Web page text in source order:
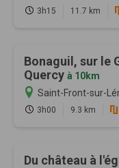
3h15 11.7 km
Bonaguil, sur le
Quercy à 10km
Saint-Front-sur-
3h00 9.3 km
Du château à